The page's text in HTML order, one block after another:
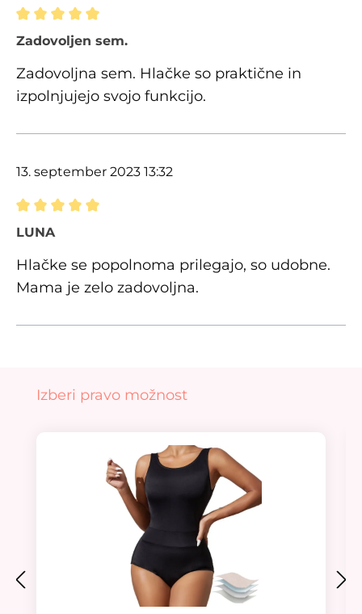
Ocena z oceno 5 od 5 zvezdic
Zadovoljen sem.
Zadovoljna sem. Hlačke so praktične in
izpolnjujejo svojo funkcijo.
13. september 2023 13:32
Ocena z oceno 5 od 5 zvezdic
LUNA
Hlačke se popolnoma prilegajo, so udobne.
Mama je zelo zadovoljna.
Preskoči galerijo izdelkov
Izberi pravo možnost